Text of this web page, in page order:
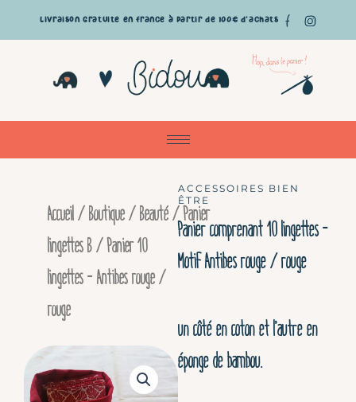
Aller
au
contenu
Livraison gratuite en France à partir de 100€ d'achats
Accueil/Boutique/Beauté/Panier
lingettes B/ Panier 10
lingettes – Antibes rouge /
rouge
ACCESSOIRES BIEN
ÊTRE
Panier comprenant 10 lingettes –
Motif Antibes rouge / rouge
un côté en coton et l’autre en
éponge de bambou.